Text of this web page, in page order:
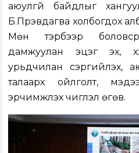
аюулгүй байдлыг
Б.Пүрэвдагва холбогдох
Мөн тэрбээр
дамжуулан эцэг эх,
урьдчилан сэргийлэх,
талаарх ойлголт,
эрчимжүүлэх чиглэл өгөв.